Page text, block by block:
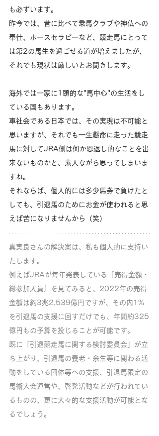
も必ずいます。
昨今では、昔に比べて乗馬クラブや神仏への
奉仕、ホースセラピーなど、競走馬にとって
は第2の馬生を過ごせる道が増えましたが、
それでも現状は厳しいとお聞きします。
海外では一家に1頭的な"馬中心"の生活をし
ている国もあります。
車社会である日本では、その実現は不可能と
思いますが、それでも一生懸命に走った競走
馬に対してJRA側は何か恩返し的なことを出
来ないものかと、素人ながら思ってしまいま
すね。
それならば、個人的には多少馬券で負けたと
しても、引退馬のためにお金が使われると思
えば苦になりませんから（笑）
真実良さんの解決案は、私も個人的に支持い
たします。
例えばJRAが毎年発表している『売得金額・
総参加人員』を見てみると、2022年の売得
金額は約3兆2,539億円ですが、その内1%
を引退馬の支援に回すだけでも、年間約325
億円もの予算を投じることが可能です。
既に「引退競走馬に関する検討委員会」が立
ち上がり、引退馬の養老・余生等に関わる活
動をしている団体等への支援、引退馬限定の
馬術大会運営や、啓発活動などが行われてい
るものの、更に大々的な支援活動が可能とな
るでしょう。